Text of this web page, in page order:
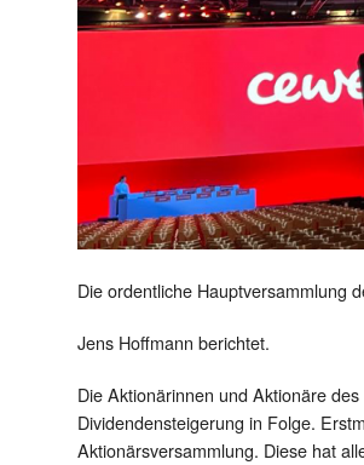
Die ordentliche Hauptversammlung
Jens Hoffmann berichtet.
Die Aktionärinnen und Aktionäre
Dividendensteigerung in Folge.
Aktionärsversammlung. Diese hat